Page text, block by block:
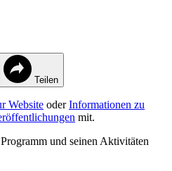
Teilen
Website oderInformationen zu
mit.
und seinen Aktivitäten